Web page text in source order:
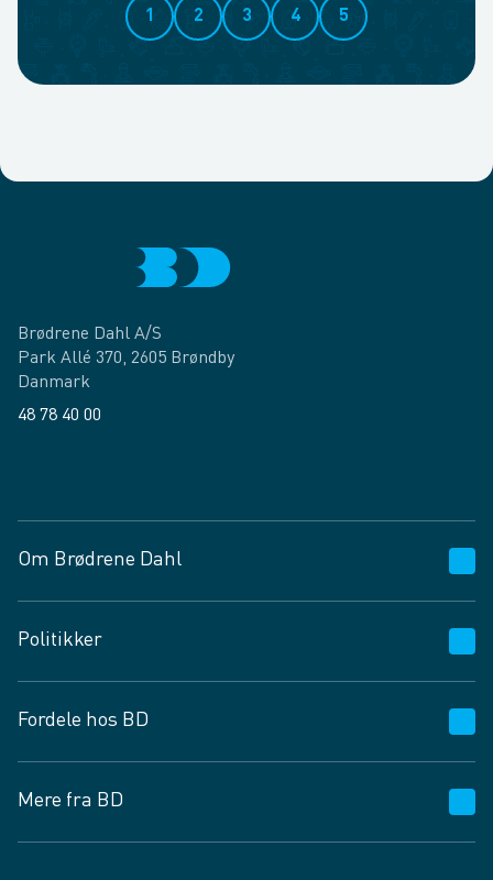
1 2 3 4 5
Brødrene Dahl A/S
Park Allé 370, 2605 Brøndby
Danmark
48 78 40 00
Om Brødrene Dahl
Vagttelefon 30 10 89 89
Spørgsmål og svar
Job og karriere
Fødevarekontrolrapport
Politikker
Privatlivspolitik
Cookies
Vilkår og betingelser
Fordele hos BD
BD app
BD.dk services
Mere fra BD